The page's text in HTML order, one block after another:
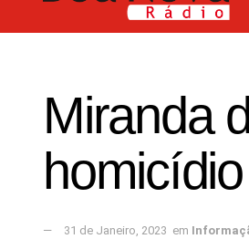
Miranda
31 de Janeiro, 2023 em